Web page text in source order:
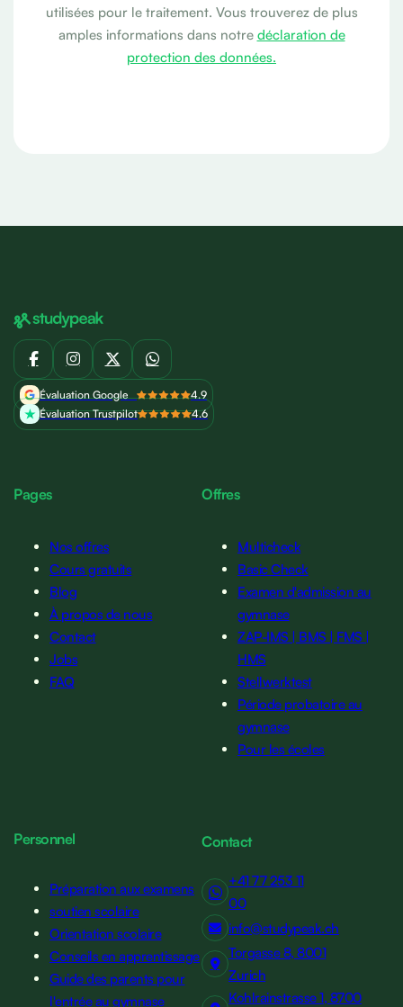
utilisées pour le traitement. Vous trouverez de plus
amples informations dans notre déclaration de
protection des données.
Évaluation Google
4.9
Évaluation Trustpilot
4.6
Offres
Multicheck
Basic Check
Examen d'admission au
gymnase
ZAP-IMS | BMS | FMS |
HMS
Stellwerktest
Période probatoire au
gymnase
Pour les écoles
Pages
Nos offres
Cours gratuits
Blog
À propos de nous
Contact
Jobs
FAQ
Contact
+41 77 253 11
00
info@studypeak.ch
Torgasse 8, 8001
Zurich
Kohlrainstrasse 1, 8700
Personnel
Préparation aux examens
soutien scolaire
Orientation scolaire
Conseils en apprentissage
Guide des parents pour
l'entrée au gymnase